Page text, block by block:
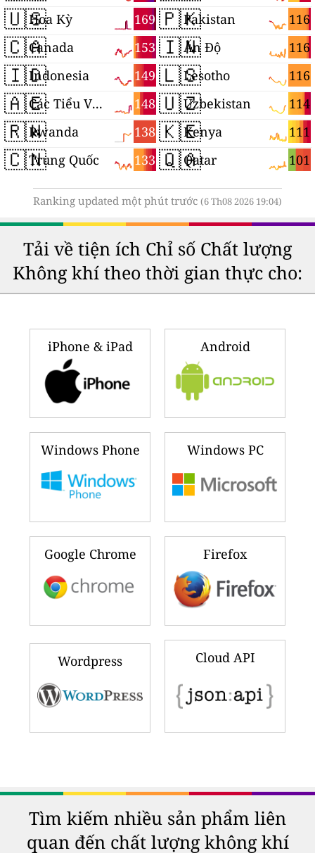
🇺🇸 169
Hoa Kỳ
🇨🇦 153
Canada
🇮🇩 149
Indonesia
🇦🇪 148
Các Tiểu Vương quốc Ả Rập Thống nhất
🇷🇼 138
Rwanda
🇨🇳 133
Trung Quốc
🇵🇰 116
Pakistan
🇮🇳 116
Ấn Độ
🇱🇸 116
Lesotho
🇺🇿 114
Uzbekistan
🇰🇪 111
Kenya
🇶🇦 101
Qatar
Ranking updated một phút trước (6 Th08 2026 19:04)
Tải về tiện ích Chỉ số Chất lượng
Không khí theo thời gian thực cho:
iPhone & iPad Android
Windows Phone Windows PC
Google Chrome Firefox
Wordpress Cloud API
Tìm kiếm nhiều sản phẩm liên
quan đến chất lượng không khí